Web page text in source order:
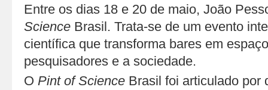
Entre os dias 18 e 20 de maio, João
Science Brasil. Trata-se de um evento
científica que transforma bares em
pesquisadores e a sociedade.
O Pint of Science Brasil foi articulado por